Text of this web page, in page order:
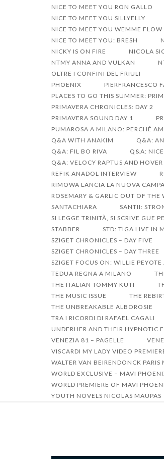
NICE TO MEET YOU RON GALLO
NICE TO MEET YOU SILLYELLY
NICE TO MEET YOU WEMME FLOW
NICE TO MEET YOU: BRESH
NICKY IS ON FIRE
NICOLA
NTMY ANNA AND VULKAN
OLTRE I CONFINI DEL FRIULI
PHOENIX
PIERFRANCESCO
PLACES TO GO THIS SUMMER:
PRIMAVERA CHRONICLES: DAY 2
PRIMAVERA SOUND DAY 1
PUMAROSA A MILANO: PERCHÉ
Q&A WITH ANAKIM
Q&A:
Q&A: FIL BO RIVA
Q&A:
Q&A: VELOCY RAPTUS AND HOVER
REFIK ANADOL INTERVIEW
RIMOWA LANCIA LA NUOVA
ROSEMARY & GARLIC OUT OF THE
SANTACHIARA
SANTII:
SI LEGGE TRINITÀ, SI SCRIVE GUE
STABBER
STD: TIGA LIVE IN
SZIGET CHRONICLES – DAY FIVE
SZIGET CHRONICLES – DAY THREE
SZIGET FOCUS ON: WILLIE
TEDUA REGNA A MILANO
THE ITALIAN TOMMY KUTI
THE MUSIC ISSUE
THE
THE UNBREAKABLE ALBOROSIE
TRA I RICORDI DI RAFAEL CAGALI
UNDERHER AND THEIR HYPNOTIC
VENEZIA 81 – PAGELLE
VISCARDI MY LADY VIDEO
WALTER VAN BEIRENDONCK PARIS
WORLD EXCLUSIVE – MAVI
WORLD PREMIERE OF MAVI
YOUTH NOVELS NICOLAS MAUPAS